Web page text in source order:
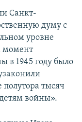
Санкт-
думу с
уровне
момент
в 1945 году было
тысяч
войны».